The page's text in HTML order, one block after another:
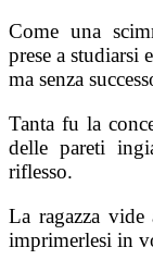
Come una
prese a studiarsi
ma senza
Tanta fu la
delle pareti
riflesso.
La ragazza
imprimerlesi in